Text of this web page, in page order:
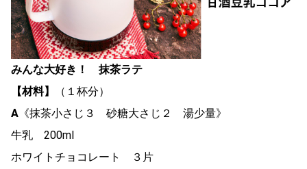
みんな大好き！ 抹茶ラテ
【材料】
（１杯分）
A 《抹茶小さじ３ 砂糖大さじ２ 湯少量》
牛乳 200ml
ホワイトチョコレート ３片